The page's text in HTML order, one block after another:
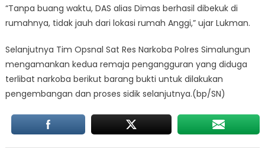
“Tanpa buang waktu, DAS alias Dimas berhasil dibekuk di
rumahnya, tidak jauh dari lokasi rumah Anggi,” ujar Lukman.
Selanjutnya Tim Opsnal Sat Res Narkoba Polres Simalungun
mengamankan kedua remaja pengangguran yang diduga
terlibat narkoba berikut barang bukti untuk dilakukan
pengembangan dan proses sidik selanjutnya.(bp/SN)